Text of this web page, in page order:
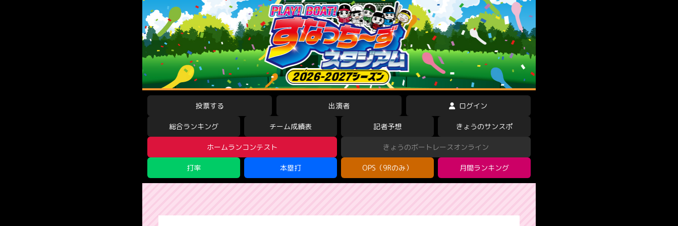
投票する 出演者 ログイン
総合ランキング チーム成績表 記者予想 きょうのサンスポ
ホームランコンテスト きょうのボートレースオンライン
打率 本塁打 OPS（9Rのみ） 月間ランキング